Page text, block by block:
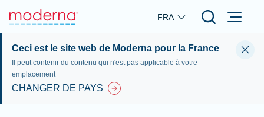
Skip to main content
FRA
Ceci est le site web de Moderna pour la France
Il peut contenir du contenu qui n'est pas applicable à votre
emplacement
CHANGER DE PAYS